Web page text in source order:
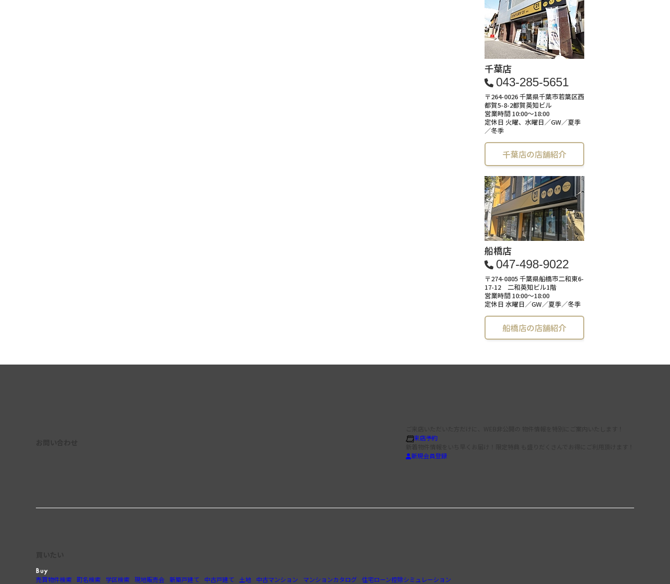
千葉店
043-285-5651
〒264-0026 千葉県千葉市若葉区西
都賀5-8-2都賀英知ビル
営業時間 10:00～18:00
定休日 火曜、水曜日／GW／夏季
／冬季
千葉店の店舗紹介
船橋店
047-498-9022
〒274-0805 千葉県船橋市二和東6-
17-12 二和英知ビル1階
営業時間 10:00～18:00
定休日 水曜日／GW／夏季／冬季
船橋店の店舗紹介
来店予約
新規会員登録
売買物件検索 町名検索 学区検索 現地販売会 新築戸建て 中古戸建て 土地 中古マンション マンションカタログ 住宅ローン控除シミュレーション